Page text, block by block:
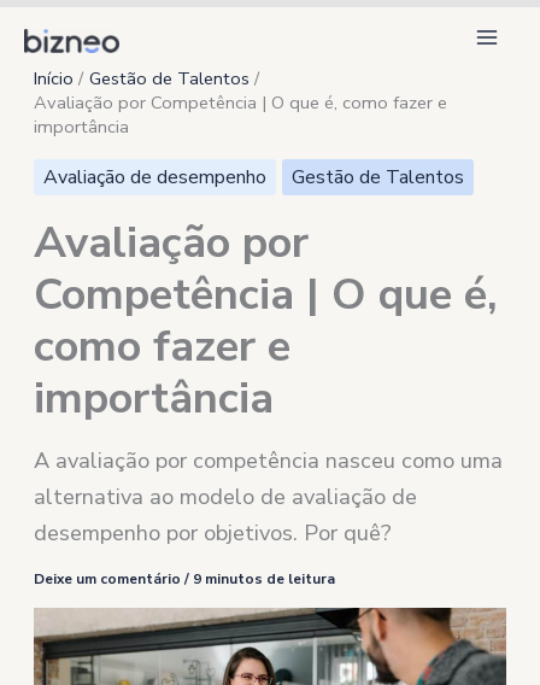
para
conteúdo
Início
Gestão de Talentos
Avaliação por Competência | O que é, como fazer e
importância
Avaliação de desempenho Gestão de Talentos
Avaliação por
Competência | O que é,
como fazer e
importância
A avaliação por competência nasceu como uma
alternativa ao modelo de avaliação de
desempenho por objetivos. Por quê?
Deixe um comentário / 9 minutos de leitura